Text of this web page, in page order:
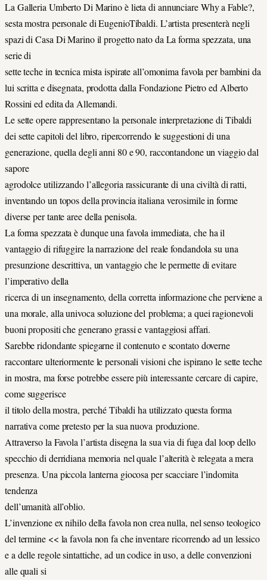
La Galleria Umberto Di Marino è lieta di annunciare Why a Fable?,
sesta mostra personale di EugenioTibaldi. L’artista presenterà negli
spazi di Casa Di Marino il progetto nato da La forma spezzata, una
serie di
sette teche in tecnica mista ispirate all’omonima favola per bambini da
lui scritta e disegnata, prodotta dalla Fondazione Pietro ed Alberto
Rossini ed edita da Allemandi.
Le sette opere rappresentano la personale interpretazione di Tibaldi
dei sette capitoli del libro, ripercorrendo le suggestioni di una
generazione, quella degli anni 80 e 90, raccontandone un viaggio dal
sapore
agrodolce utilizzando l’allegoria rassicurante di una civiltà di ratti,
inventando un topos della provincia italiana verosimile in forme
diverse per tante aree della penisola.
La forma spezzata è dunque una favola immediata, che ha il
vantaggio di rifuggire la narrazione del reale fondandola su una
presunzione descrittiva, un vantaggio che le permette di evitare
l’imperativo della
ricerca di un insegnamento, della corretta informazione che perviene a
una morale, alla univoca soluzione del problema; a quei ragionevoli
buoni propositi che generano grassi e vantaggiosi affari.
Sarebbe ridondante spiegarne il contenuto e scontato doverne
raccontare ulteriormente le personali visioni che ispirano le sette teche
in mostra, ma forse potrebbe essere più interessante cercare di capire,
come suggerisce
il titolo della mostra, perché Tibaldi ha utilizzato questa forma
narrativa come pretesto per la sua nuova produzione.
Attraverso la Favola l’artista disegna la sua via di fuga dal loop dello
specchio di derridiana memoria nel quale l’alterità è relegata a mera
presenza. Una piccola lanterna giocosa per scacciare l’indomita
tendenza
dell’umanità all’oblio.
L’invenzione ex nihilo della favola non crea nulla, nel senso teologico
del termine << la favola non fa che inventare ricorrendo ad un lessico
e a delle regole sintattiche, ad un codice in uso, a delle convenzioni
alle quali si